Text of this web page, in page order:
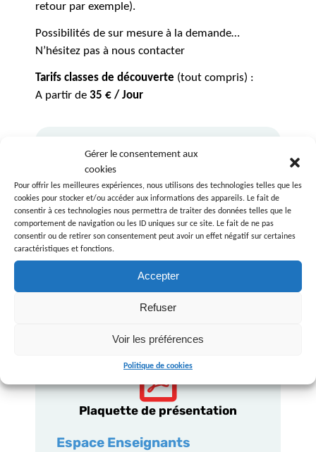
Gérer le consentement aux
cookies
Pour offrir les meilleures expériences, nous utilisons des technologies telles que les
cookies pour stocker et/ou accéder aux informations des appareils. Le fait de
consentir à ces technologies nous permettra de traiter des données telles que le
comportement de navigation ou les ID uniques sur ce site. Le fait de ne pas
consentir ou de retirer son consentement peut avoir un effet négatif sur certaines
caractéristiques et fonctions.
Accepter
Refuser
Voir les préférences
Politique de cookies
retour par exemple).
Possibilités de sur mesure à la demande…
N’hésitez pas à nous contacter
Tarifs classes de découverte (tout compris) :
A partir de 35 € / Jour
Téléchargez la plaquette de
présentation
Plaquette de présentation
Espace Enseignants